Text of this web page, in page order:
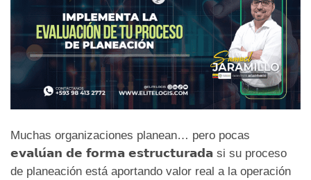
Muchas organizaciones planean… pero pocas
𝗲𝘃𝗮𝗹𝘂́𝗮𝗻 𝗱𝗲 𝗳𝗼𝗿𝗺𝗮 𝗲𝘀𝘁𝗿𝘂𝗰𝘁𝘂𝗿𝗮𝗱𝗮 si su proceso
de planeación está aportando valor real a la operación